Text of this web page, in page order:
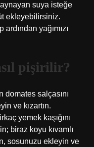
suya isteğe
ekleyebilirsiniz.
yağımızı
pişirilir?
domates salçasını
ve kızartın.
yemek kaşığını
biraz koyu kıvamlı
sosunuzu ekleyin ve